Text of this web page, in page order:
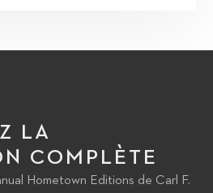
LA
COMPLÈTE
Hometown Editions de Carl F.